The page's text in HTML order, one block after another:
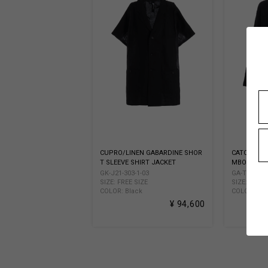
CUPRO/LINEN GABARDINE SHOR
T SLEEVE SHIRT JACKET
GK-J21-303-1-03
SIZE: FREE SIZE
COLOR: Black
¥ 94,600
CATCH
MBO T-
GA-T06-042-
SIZE: FREE
COLOR: